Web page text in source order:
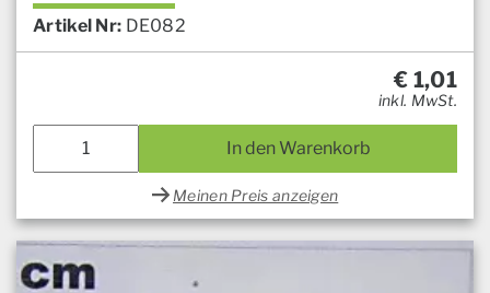
Artikel Nr: DE082
€ 1,01
inkl. MwSt.
In den Warenkorb
Meinen Preis anzeigen